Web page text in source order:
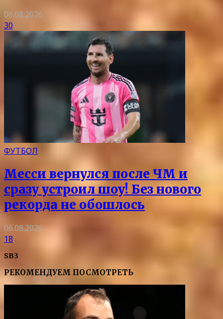
06.08.2026
30
ФУТБОЛ
Месси вернулся после ЧМ и
сразу устроил шоу! Без нового
рекорда не обошлось
06.08.2026
18
SB3
РЕКОМЕНДУЕМ ПОСМОТРЕТЬ